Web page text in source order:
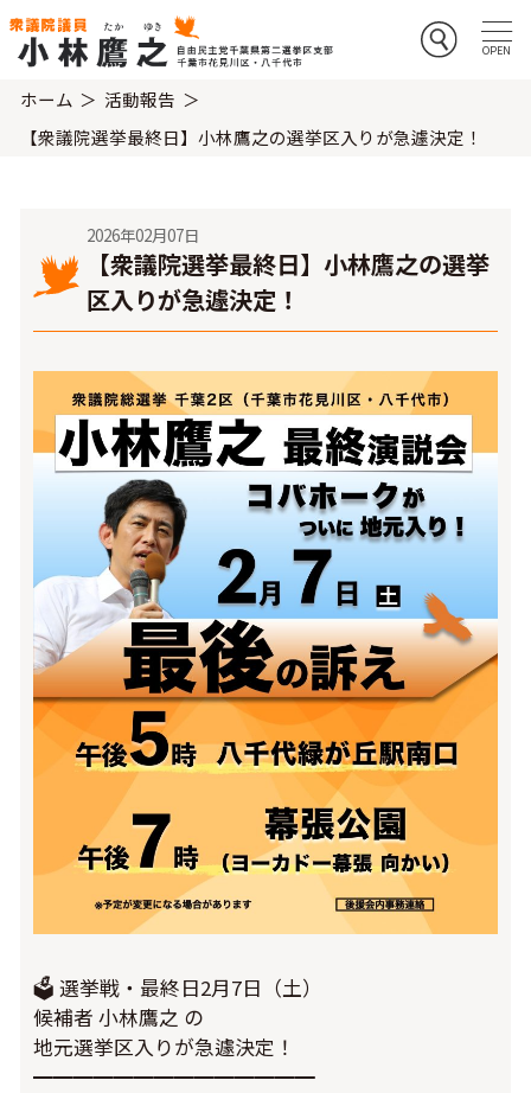
ホーム
活動報告
【衆議院選挙最終日】小林鷹之の選挙区入りが急遽決定！
2026年02月07日
【衆議院選挙最終日】小林鷹之の選挙
区入りが急遽決定！
🗳️ 選挙戦・最終日2月7日（土）
候補者 小林鷹之 の
地元選挙区入りが急遽決定！
━━━━━━━━━━━━━━